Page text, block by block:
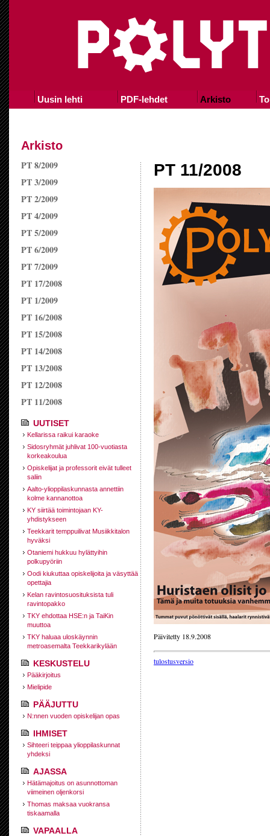
Uusin lehti PDF-lehdet Arkisto
Arkisto
PT 8/2009
PT 3/2009
PT 2/2009
PT 4/2009
PT 5/2009
PT 6/2009
PT 7/2009
PT 17/2008
PT 1/2009
PT 16/2008
PT 15/2008
PT 14/2008
PT 13/2008
PT 12/2008
PT 11/2008
UUTISET
Kellarissa raikui karaoke
Sidosryhmät juhlivat 100-vuotiasta
korkeakoulua
Opiskelijat ja professorit eivät tulleet
saliin
Aalto-ylioppilaskunnasta annettiin
kolme kannanottoa
KY siirtää toimintojaan KY-
yhdistykseen
Teekkarit temppuilivat Musiikkitalon
hyväksi
Otaniemi hukkuu hylättyihin
polkupyöriin
Oodi kiukuttaa opiskelijoita ja väsyttää
opettajia
Kelan ravintosuosituksista tuli
ravintopakko
TKY ehdottaa HSE:n ja TaiKin
muuttoa
TKY haluaa uloskäynnin
metroasemalta Teekkarikylään
KESKUSTELU
Pääkirjoitus
Mielipide
PÄÄJUTTU
N:nnen vuoden opiskelijan opas
IHMISET
Sihteeri teippaa ylioppilaskunnat
yhdeksi
AJASSA
Hätämajoitus on asunnottoman
viimeinen oljenkorsi
Thomas maksaa vuokransa
tiskaamalla
VAPAALLA
PT 11/2008
Päivitetty 18.9.2008
tulostusversio